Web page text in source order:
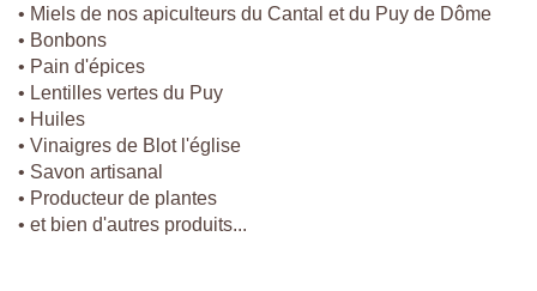
• Miels de nos apiculteurs du Cantal et du Puy de Dôme
• Bonbons
• Pain d'épices
• Lentilles vertes du Puy
• Huiles
• Vinaigres de Blot l'église
• Savon artisanal
• Producteur de plantes
• et bien d'autres produits...